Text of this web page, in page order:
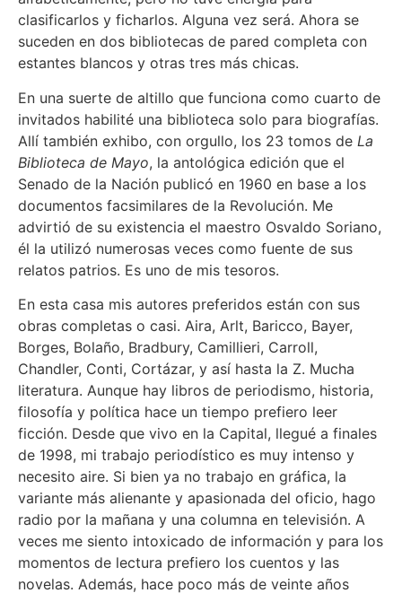
clasificarlos y ficharlos. Alguna vez será. Ahora se
suceden en dos bibliotecas de pared completa con
estantes blancos y otras tres más chicas.
En una suerte de altillo que funciona como cuarto de
invitados habilité una biblioteca solo para biografías.
Allí también exhibo, con orgullo, los 23 tomos de La
Biblioteca de Mayo, la antológica edición que el
Senado de la Nación publicó en 1960 en base a los
documentos facsimilares de la Revolución. Me
advirtió de su existencia el maestro Osvaldo Soriano,
él la utilizó numerosas veces como fuente de sus
relatos patrios. Es uno de mis tesoros.
En esta casa mis autores preferidos están con sus
obras completas o casi. Aira, Arlt, Baricco, Bayer,
Borges, Bolaño, Bradbury, Camillieri, Carroll,
Chandler, Conti, Cortázar, y así hasta la Z. Mucha
literatura. Aunque hay libros de periodismo, historia,
filosofía y política hace un tiempo prefiero leer
ficción. Desde que vivo en la Capital, llegué a finales
de 1998, mi trabajo periodístico es muy intenso y
necesito aire. Si bien ya no trabajo en gráfica, la
variante más alienante y apasionada del oficio, hago
radio por la mañana y una columna en televisión. A
veces me siento intoxicado de información y para los
momentos de lectura prefiero los cuentos y las
novelas. Además, hace poco más de veinte años